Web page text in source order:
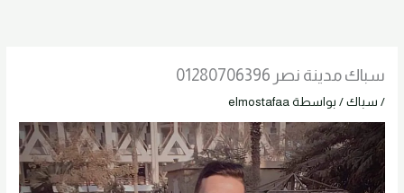
سباك مدينة نصر 01280706396
/ سباك / بواسطة elmostafaa